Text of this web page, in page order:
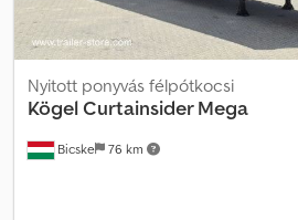
Bicske 76 km
Nyitott ponyvás félpótkocsi
KögelCurtainsider Mega